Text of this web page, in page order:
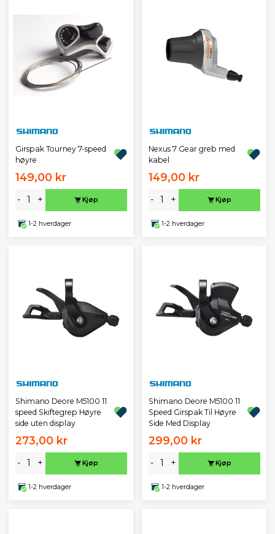
Girspak Tourney 7-speed
høyre
149,00 kr
- + Kjøp
1-2 hverdager
Nexus 7 Gear greb med
kabel
149,00 kr
- + Kjøp
1-2 hverdager
Shimano Deore M5100 11
speed Skiftegrep Høyre
side uten display
273,00 kr
- + Kjøp
1-2 hverdager
Shimano Deore M5100 11
Speed Girspak Til Høyre
Side Med Display
299,00 kr
- + Kjøp
1-2 hverdager